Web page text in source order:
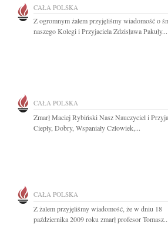
CAŁA POLSKA
Z ogromnym żalem przyjęliśmy wiadomość o
naszego Kolegi i Przyjaciela Zdzisława Pakuły...
CAŁA POLSKA
Zmarł Maciej Rybiński Nasz Nauczyciel i
Ciepły, Dobry, Wspaniały Człowiek,...
CAŁA POLSKA
Z żalem przyjęliśmy wiadomość, że w dniu 18
października 2009 roku zmarł profesor Tomasz...